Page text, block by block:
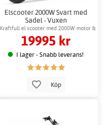
Elscooter 2000W Svart med
Sadel - Vuxen
Kraftfull el scooter med 2000W motor &
stötdämpare
19995 kr
I lager - Snabb leverans!
Köp